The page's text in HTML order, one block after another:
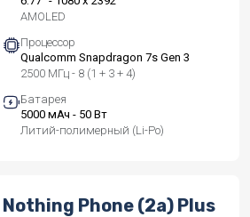
AMOLED
Процессор
Qualcomm Snapdragon 7s Gen 3
2500 МГц - 8 (1 + 3 + 4)
Батарея
5000 мАч - 50 Вт
Литий-полимерный (Li-Po)
Nothing Phone (2a) Plus